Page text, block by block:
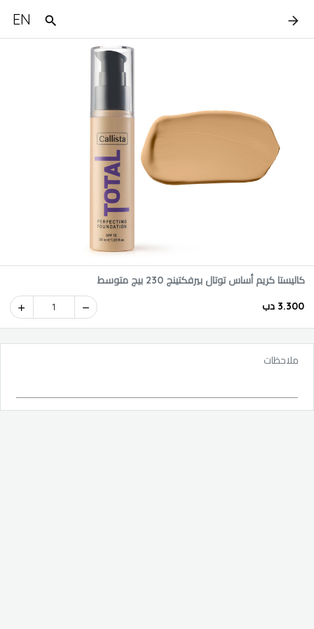
EN
كاليستا كريم أساس توتال بيرفكتينج 230 بيج متوسط
3.300 دب 1
ملاحظات